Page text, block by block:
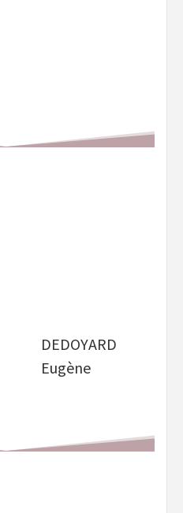
DEDOYARD
Eugène